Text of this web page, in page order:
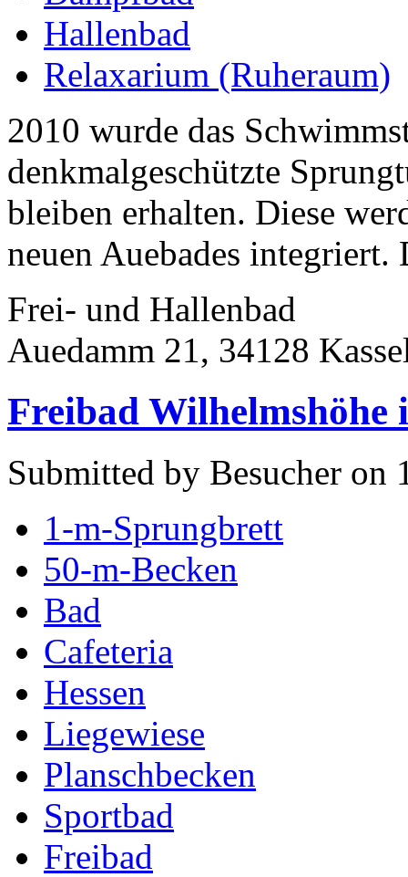
Hallenbad
Relaxarium (Ruheraum)
2010 wurde das
denkmalgeschützte
bleiben erhalten. Diese
neuen Auebades
Frei- und Hallenbad
Auedamm 21, 34128
Freibad Wilhelmshöhe
Submitted by Besucher on
1-m-Sprungbrett
50-m-Becken
Bad
Cafeteria
Hessen
Liegewiese
Planschbecken
Sportbad
Freibad